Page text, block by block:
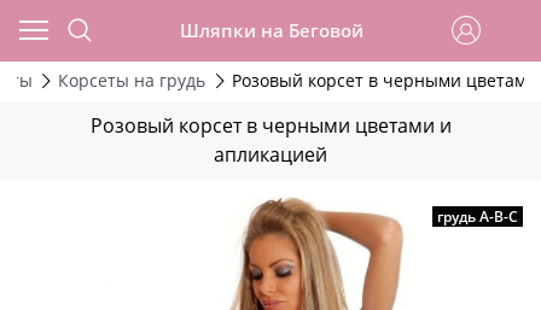
Шляпки на Беговой
Корсеты на грудь Розовый корсет в черными
Розовый корсет в черными цветами и
апликацией
грудь А-В-С